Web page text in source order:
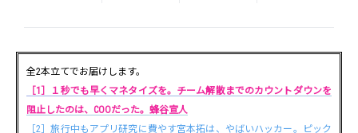
全2本立てでお届けします。
［1］１秒でも早くマネタイズを。チーム解散までのカウントダウンを
阻止したのは、COOだった。蜂谷宣人
［2］旅行中もアプリ研究に費やす宮本拓は、やばいハッカー。ピック